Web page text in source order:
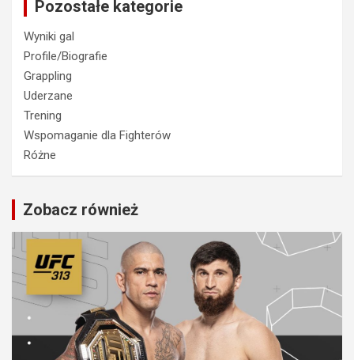
Pozostałe kategorie
Wyniki gal
Profile/Biografie
Grappling
Uderzane
Trening
Wspomaganie dla Fighterów
Różne
Zobacz również